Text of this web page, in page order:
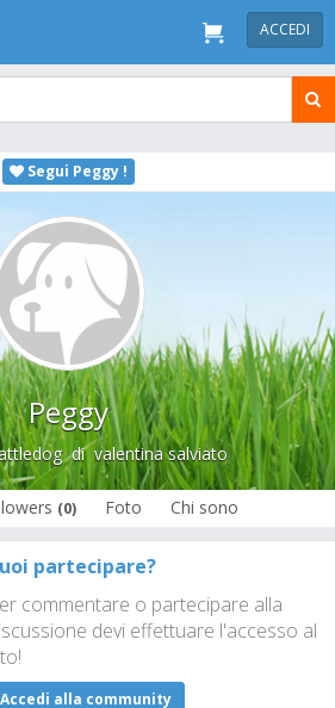
ACCEDI
Segui Peggy !
Peggy
divalentina salviato
(0) Foto Chi sono
partecipare?
commentare o partecipare alla
devi effettuare l'accesso al
Accedi alla community